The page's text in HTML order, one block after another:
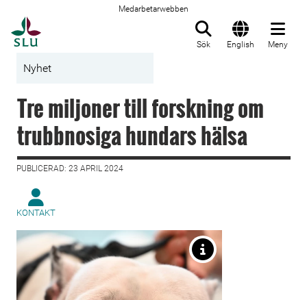
Medarbetarwebben
Sök English Meny
Nyhet
Tre miljoner till forskning om
trubbnosiga hundars hälsa
PUBLICERAD: 23 APRIL 2024
KONTAKT